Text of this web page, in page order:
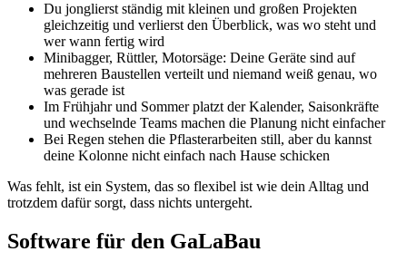
Du jonglierst ständig mit kleinen und großen Projekten
gleichzeitig und verlierst den Überblick, was wo steht und
wer wann fertig wird
Minibagger, Rüttler, Motorsäge: Deine Geräte sind auf
mehreren Baustellen verteilt und niemand weiß genau, wo
was gerade ist
Im Frühjahr und Sommer platzt der Kalender, Saisonkräfte
und wechselnde Teams machen die Planung nicht einfacher
Bei Regen stehen die Pflasterarbeiten still, aber du kannst
deine Kolonne nicht einfach nach Hause schicken
Was fehlt, ist ein System, das so flexibel ist wie dein Alltag und
trotzdem dafür sorgt, dass nichts untergeht.
Software für den GaLaBau